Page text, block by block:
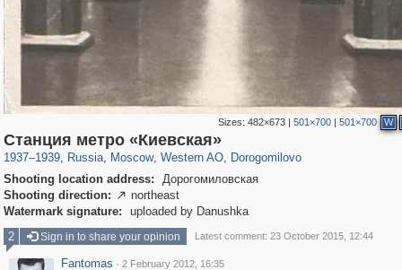
Sizes: 482×673| 501×700| 501×700 W
Станция метро «Киевская»
1937–1939, Russia
1,406,291 29,243
, Moscow
319,780 8,286
, Western AO
27,129 310
, Dorogomilovo
6,082
Shooting location address:
Дорогомиловская
Shooting direction:  northeast
Watermark signature:
uploaded by Danushka
2
Sign in to share your opinion Latest comment: 23 October 2015, 12:44
Fantomas · 2 February 2012, 16:35